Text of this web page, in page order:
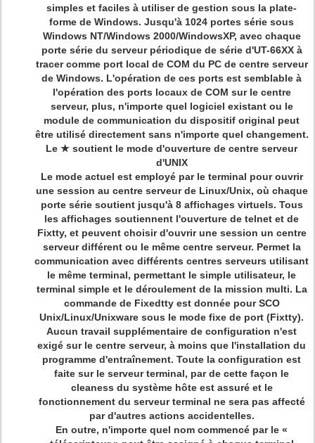
simples et faciles à utiliser de gestion sous la plate-
forme de Windows. Jusqu'à 1024 portes série sous
Windows NT/Windows 2000/WindowsXP, avec chaque
porte série du serveur périodique de série d'UT-66XX à
tracer comme port local de COM du PC de centre serveur
de Windows. L'opération de ces ports est semblable à
l'opération des ports locaux de COM sur le centre
serveur, plus, n'importe quel logiciel existant ou le
module de communication du dispositif original peut
être utilisé directement sans n'importe quel changement.
Le ★ soutient le mode d'ouverture de centre serveur
d'UNIX
Le mode actuel est employé par le terminal pour ouvrir
une session au centre serveur de Linux/Unix, où chaque
porte série soutient jusqu'à 8 affichages virtuels. Tous
les affichages soutiennent l'ouverture de telnet et de
Fixtty, et peuvent choisir d'ouvrir une session un centre
serveur différent ou le même centre serveur. Permet la
communication avec différents centres serveurs utilisant
le même terminal, permettant le simple utilisateur, le
terminal simple et le déroulement de la mission multi. La
commande de Fixedtty est donnée pour SCO
Unix/Linux/Unixware sous le mode fixe de port (Fixtty).
Aucun travail supplémentaire de configuration n'est
exigé sur le centre serveur, à moins que l'installation du
programme d'entraînement. Toute la configuration est
faite sur le serveur terminal, par de cette façon le
cleaness du système hôte est assuré et le
fonctionnement du serveur terminal ne sera pas affecté
par d'autres actions accidentelles.
En outre, n'importe quel nom commencé par le «